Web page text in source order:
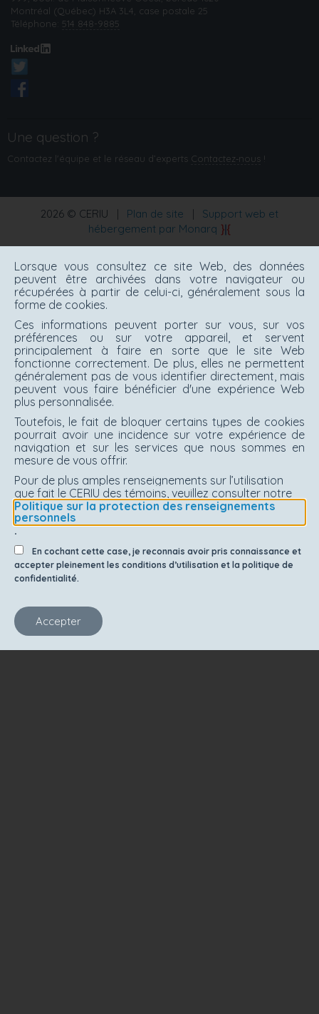
Montréal (Québec) H3A 3L4, case postale 25
Téléphone: 514 848-9885
Une question ?
Contactez l'équipe et le réseau d’experts Contactez‑nous !
2026 © CERIU | Plan de site |
Support web et
hébergement par Monarq
Lorsque vous consultez ce site Web, des données
peuvent être archivées dans votre navigateur ou
récupérées à partir de celui-ci, généralement sous la
forme de cookies.
Ces informations peuvent porter sur vous, sur vos
préférences ou sur votre appareil, et servent
principalement à faire en sorte que le site Web
fonctionne correctement. De plus, elles ne permettent
généralement pas de vous identifier directement, mais
peuvent vous faire bénéficier d'une expérience Web
plus personnalisée.
Toutefois, le fait de bloquer certains types de cookies
pourrait avoir une incidence sur votre expérience de
navigation et sur les services que nous sommes en
mesure de vous offrir.
Pour de plus amples renseignements sur l’utilisation
que fait le CERIU des témoins, veuillez consulter notre
Politique sur la protection des renseignements
personnels
.
En cochant cette case, je reconnais avoir pris connaissance et
accepter pleinement les conditions d’utilisation et la politique de
confidentialité.
Accepter